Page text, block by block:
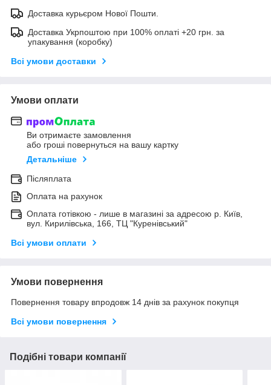
Доставка курьєром Нової Пошти.
Доставка Укрпоштою при 100% оплаті +20 грн. за
упакування (коробку)
Всі умови доставки
Умови оплати
Ви отримаєте замовлення
або гроші повернуться на вашу картку
Детальніше
Післяплата
Оплата на рахунок
Оплата готівкою - лише в магазині за адресою р. Київ,
вул. Кирилівська, 166, ТЦ "Куренівський"
Всі умови оплати
Умови повернення
Повернення товару впродовж 14 днів за рахунок покупця
Всі умови повернення
Подібні товари компанії